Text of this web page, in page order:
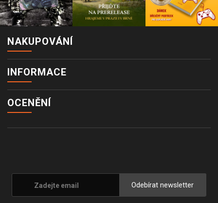
NAKUPOVÁNÍ
INFORMACE
OCENĚNÍ
Odebírat newsletter